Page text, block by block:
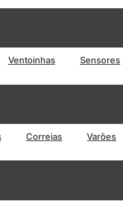
Ventoinhas Sensores
Correias Varões